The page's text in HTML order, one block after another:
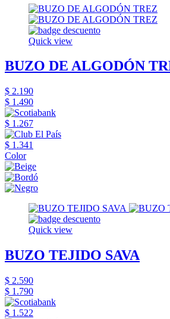
Quick view
BUZO DE ALGODÓN
$ 2.190
$ 1.490
$ 1.267
$ 1.341
Color
Quick view
BUZO TEJIDO SAVA
$ 2.590
$ 1.790
$ 1.522